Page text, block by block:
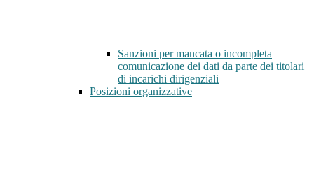
Sanzioni per mancata o incompleta
comunicazione dei dati da parte dei titolari
di incarichi dirigenziali
Posizioni organizzative